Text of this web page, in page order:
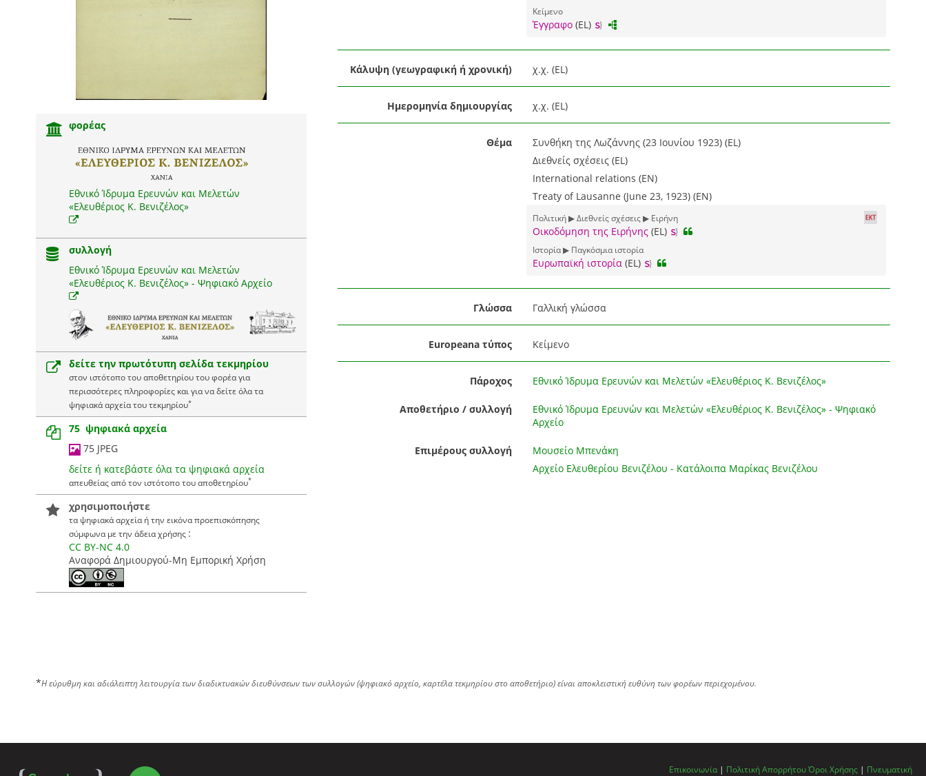
φορέας
Εθνικό Ίδρυμα Ερευνών και Μελετών
«Ελευθέριος Κ. Βενιζέλος»
συλλογή
Εθνικό Ίδρυμα Ερευνών και Μελετών
«Ελευθέριος Κ. Βενιζέλος» - Ψηφιακό Αρχείο
δείτε την πρωτότυπη σελίδα τεκμηρίου
στον ιστότοπο του αποθετηρίου του φορέα για
περισσότερες πληροφορίες και για να δείτε όλα τα
ψηφιακά αρχεία του τεκμηρίου*
75 ψηφιακά αρχεία
75 JPEG
δείτε ή κατεβάστε όλα τα ψηφιακά αρχεία
απευθείας από τον ιστότοπο του αποθετηρίου*
χρησιμοποιήστε
τα ψηφιακά αρχεία ή την εικόνα προεπισκόπησης
σύμφωνα με την άδεια χρήσης :
CC BY-NC 4.0
Αναφορά Δημιουργού-Μη Εμπορική Χρήση
Κείμενο
Έγγραφο(EL)
Κάλυψη (γεωγραφική ή χρονική) χ.χ. (EL)
Ημερομηνία δημιουργίας χ.χ. (EL)
Θέμα
Συνθήκη της Λωζάννης (23 Ιουνίου 1923) (EL)
Διεθνείς σχέσεις (EL)
International relations (EN)
Treaty of Lausanne (June 23, 1923) (EN)
Πολιτική ▶ Διεθνείς σχέσεις ▶ Ειρήνη
Οικοδόμηση της Ειρήνης(EL)
Ιστορία ▶ Παγκόσμια ιστορία
Ευρωπαϊκή ιστορία(EL)
Γλώσσα Γαλλική γλώσσα
Europeana τύπος Κείμενο
Πάροχος Εθνικό Ίδρυμα Ερευνών και Μελετών «Ελευθέριος Κ. Βενιζέλος»
Αποθετήριο / συλλογή
Εθνικό Ίδρυμα Ερευνών και Μελετών «Ελευθέριος Κ. Βενιζέλος» - Ψηφιακό
Αρχείο
Επιμέρους συλλογή
Μουσείο Μπενάκη
Αρχείο Ελευθερίου Βενιζέλου - Κατάλοιπα Μαρίκας Βενιζέλου
*Η εύρυθμη και αδιάλειπτη λειτουργία των διαδικτυακών διευθύνσεων των συλλογών (ψηφιακό αρχείο, καρτέλα τεκμηρίου στο αποθετήριο) είναι αποκλειστική ευθύνη των φορέων περιεχομένου.
Επικοινωνία | Πολιτική ΑπορρήτουΌροι Χρήσης | Πνευματική